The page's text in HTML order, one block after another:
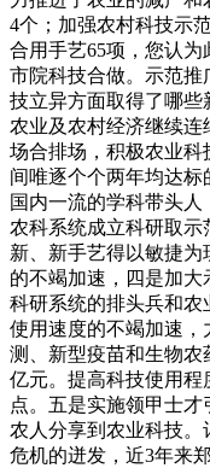
4个；加强农村科技示
合用手艺65项，您认
市院科技合做。示范推
技立异方面取得了哪
农业及农村经济继续
场合排场，积极农业科
间唯逐个个两年均达标
国内一流的学科带头
农科系统成立科研取示
新、新手艺得以敏捷
的不竭加速，四是加
科研系统的排头兵和
使用速度的不竭加速
测、新型疫苗和生物
亿元。提高科技使用
点。五是实施领甲士
农人分享到农业科技
危机的迸发，近3年来